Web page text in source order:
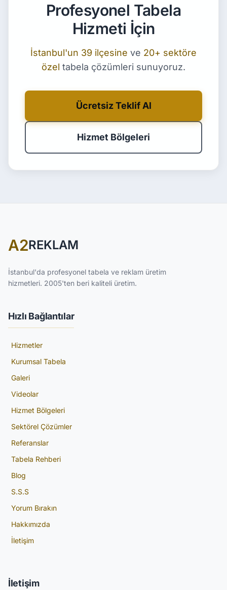
Profesyonel Tabela
Hizmeti İçin
İstanbul'un 39 ilçesine ve 20+ sektöre
özel tabela çözümleri sunuyoruz.
Ücretsiz Teklif Al
Hizmet Bölgeleri
A2REKLAM
İstanbul'da profesyonel tabela ve reklam üretim
hizmetleri. 2005'ten beri kaliteli üretim.
Hızlı Bağlantılar
Hizmetler
Kurumsal Tabela
Galeri
Videolar
Hizmet Bölgeleri
Sektörel Çözümler
Referanslar
Tabela Rehberi
Blog
S.S.S
Yorum Bırakın
Hakkımızda
İletişim
İletişim